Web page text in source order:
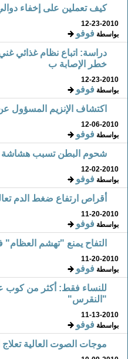
كيف تعملين على إخفاء
12-23-2010
بواسطةفوفو
دراسة: اتباع نظام غذائي
خطر الإصابة ب
12-23-2010
بواسطةفوفو
اكتشاف الإنزيم المسؤول عن
12-06-2010
بواسطةفوفو
شحوم البطن تسبب هشاشة
12-02-2010
بواسطةفوفو
أقراص ارتفاع ضغط الدم
11-20-2010
بواسطةفوفو
التفاح يمنع "تهشم العظام"
11-20-2010
بواسطةفوفو
للنساء فقط: أكثر من كوب
"النقرس"
11-13-2010
بواسطةفوفو
موجات الصوت العالية تعلاج